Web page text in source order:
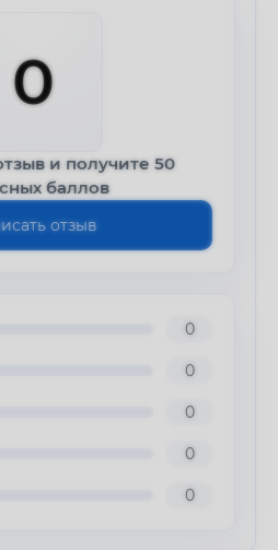
0
и получите 50
баллов
отзыв
0
0
0
0
0